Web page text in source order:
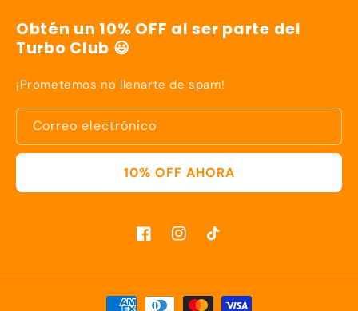
Obtén un 10% OFF al ser parte del
Turbo Club 😃
¡Prometemos no llenarte de spam!
Correo electrónico
10% OFF AHORA
FacebookInstagramTikTok
Formas